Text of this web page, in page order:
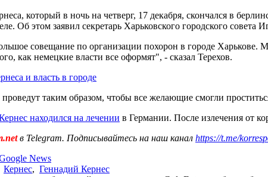
который в ночь на четверг, 17 декабря, скончался в
Об этом заявил секретарь Харьковского городского совета
совещание по организации похорон в городе Харькове.
как немецкие власти все оформят", - сказал Терехов.
и власть в городе
таким образом, чтобы все желающие смогли
находился на лечении в Германии. После излечения от
в Telegram. Подписывайтесь на наш канал https://t.me/
News
Кернес, Геннадий Кернес